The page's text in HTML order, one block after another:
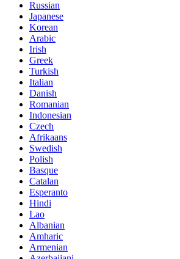
Russian
Japanese
Korean
Arabic
Irish
Greek
Turkish
Italian
Danish
Romanian
Indonesian
Czech
Afrikaans
Swedish
Polish
Basque
Catalan
Esperanto
Hindi
Lao
Albanian
Amharic
Armenian